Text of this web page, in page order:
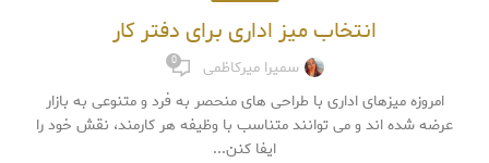
انتخاب میز اداری برای دفتر کار
سمیرا میرکاظمی 0
امروزه میزهای اداری با طراحی های منحصر به فرد و متنوعی به بازار
عرضه شده اند و می توانند متناسب با وظیفه هر کارمند، نقش خود را
ایفا کنن...